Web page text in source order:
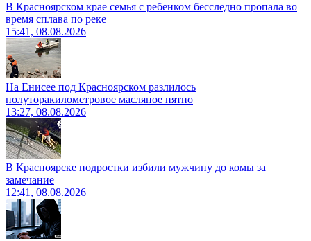
В Красноярском крае семья с ребенком бесследно пропала во
время сплава по реке
15:41, 08.08.2026
На Енисее под Красноярском разлилось
полуторакилометровое масляное пятно
13:27, 08.08.2026
В Красноярске подростки избили мужчину до комы за
замечание
12:41, 08.08.2026